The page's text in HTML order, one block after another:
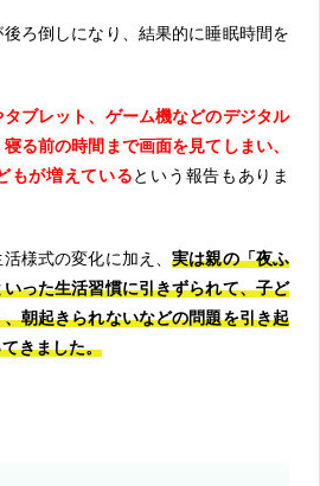
ろ倒しになり、結果的に睡眠時間を
ブレット、ゲーム機などのデジタル
る前の時間まで画面を見てしまい、
もが増えているという報告もありま
様式の変化に加え、実は親の「夜ふ
った生活習慣に引きずられて、子ど
朝起きられないなどの問題を引き起
きました。